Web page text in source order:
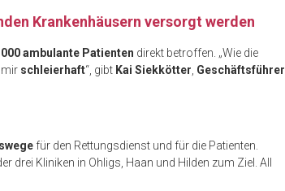
Krankenhäusern versorgt werden
ambulante Patienten direkt betroffen. „Wie die
schleierhaft“, gibt Kai Siekkötter Geschäftsführer
für den Rettungsdienst und für die Patienten.
drei Kliniken in Ohligs, Haan und Hilden zum Ziel. All